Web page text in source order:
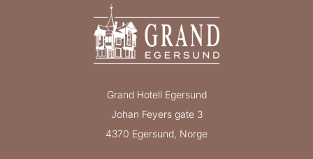
Grand Hotell Egersund
Johan Feyers gate 3
4370 Egersund, Norge